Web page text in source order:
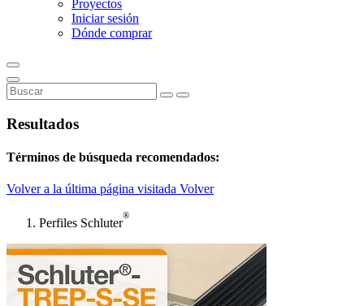
Proyectos
Iniciar sesión
Dónde comprar
Resultados
Términos de búsqueda recomendados:
Volver a la última página visitada Volver
Perfiles Schluter
®